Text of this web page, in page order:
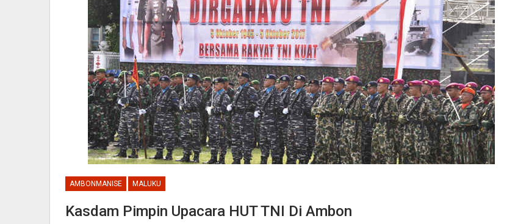
AMBONMANISE MALUKU
Kasdam Pimpin Upacara HUT TNI Di Ambon